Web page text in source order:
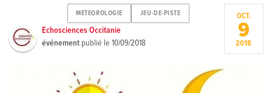
METEOROLOGIE JEU-DE-PISTE
Echosciences Occitanie
événement publié le10/09/2018
OCT.
9
2018